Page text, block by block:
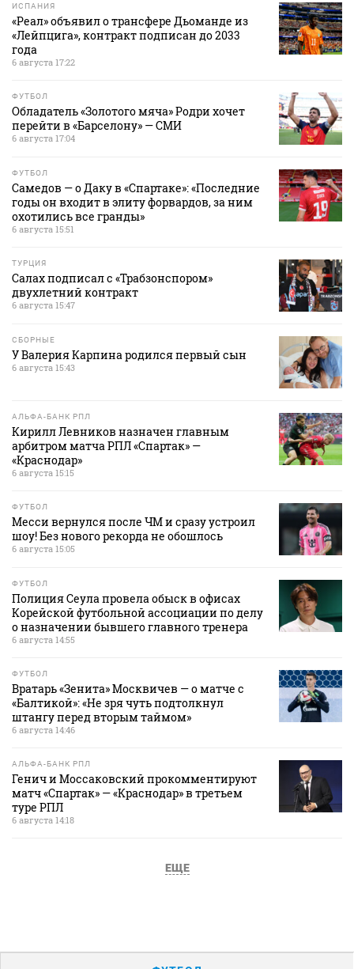
ИСПАНИЯ
«Реал» объявил о трансфере Дьоманде из
«Лейпцига», контракт подписан до 2033
года
6 августа 17:22
ФУТБОЛ
Обладатель «Золотого мяча» Родри хочет
перейти в «Барселону» — СМИ
6 августа 17:04
ФУТБОЛ
Самедов — о Даку в «Спартаке»: «Последние
годы он входит в элиту форвардов, за ним
охотились все гранды»
6 августа 15:51
ТУРЦИЯ
Салах подписал с «Трабзонспором»
двухлетний контракт
6 августа 15:47
СБОРНЫЕ
У Валерия Карпина родился первый сын
6 августа 15:43
АЛЬФА-БАНК РПЛ
Кирилл Левников назначен главным
арбитром матча РПЛ «Спартак» —
«Краснодар»
6 августа 15:15
ФУТБОЛ
Месси вернулся после ЧМ и сразу устроил
шоу! Без нового рекорда не обошлось
6 августа 15:05
ФУТБОЛ
Полиция Сеула провела обыск в офисах
Корейской футбольной ассоциации по делу
о назначении бывшего главного тренера
6 августа 14:55
ФУТБОЛ
Вратарь «Зенита» Москвичев — о матче с
«Балтикой»: «Не зря чуть подтолкнул
штангу перед вторым таймом»
6 августа 14:46
АЛЬФА-БАНК РПЛ
Генич и Моссаковский прокомментируют
матч «Спартак» — «Краснодар» в третьем
туре РПЛ
6 августа 14:18
ЕЩЕ